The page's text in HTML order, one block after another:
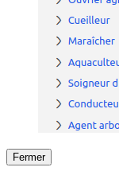
Fermer